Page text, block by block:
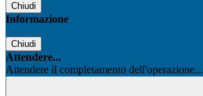
Chiudi
Informazione
Chiudi
Attendere...
Attendere il completamento dell'operazione...